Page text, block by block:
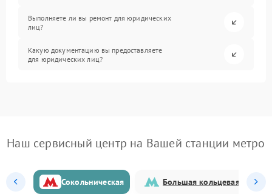
Выполняете ли вы ремонт для юридических
лиц?
Какую документацию вы предоставляете
для юридических лиц?
Наш сервисный центр на Вашей станции метро
Сокольническая Большая кольцевая